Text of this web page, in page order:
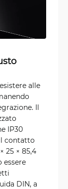
alle
Il
IP30
contatto
25 × 85,4
essere
DIN, a